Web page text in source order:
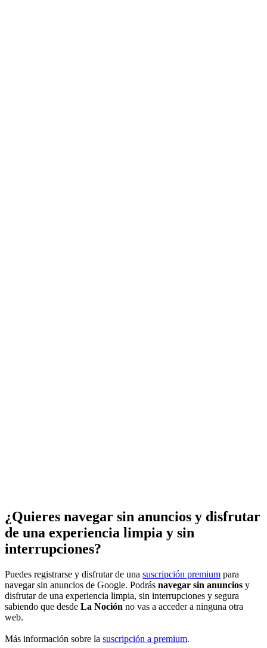
¿Quieres navegar sin anuncios y disfrutar
de una experiencia limpia y sin
interrupciones?
Puedes registrarse y disfrutar de una suscripción premium para
navegar sin anuncios de Google. Podrás navegar sin anuncios y
disfrutar de una experiencia limpia, sin interrupciones y segura
sabiendo que desde La Noción no vas a acceder a ninguna otra
web.
Más información sobre la suscripción a premium.